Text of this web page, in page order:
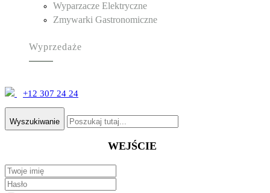
Wyparzacze Elektryczne
Zmywarki Gastronomiczne
Wyprzedaże
+12 307 24 24
Wyszukiwanie
WEJŚCIE